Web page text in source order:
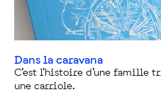
Dans la caravana
C’est l’histoire d’une famille
une carriole.